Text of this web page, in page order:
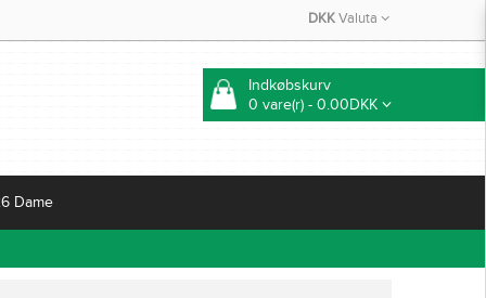
DKKValuta
Indkøbskurv
0 vare(r) - 0.00DKK
Dame